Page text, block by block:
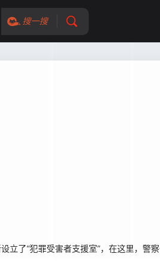
搜一搜
立了“犯罪受害者支援室”，在这里，警